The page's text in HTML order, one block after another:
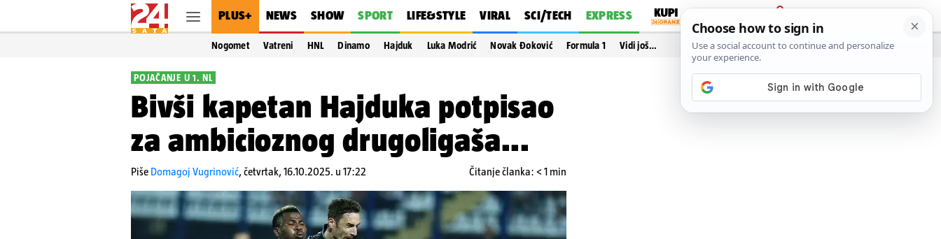
PLUS+ NEWS SHOW SPORT LIFE&STYLE VIRAL SCI/TECH EXPRESS
PRIJAVA
Nogomet Vatreni HNL Dinamo Hajduk Luka Modrić Novak Đoković Formula 1 Vidi još…
POJAČANJE U 1. NL
Bivši kapetan Hajduka potpisao
za ambicioznog drugoligaša...
Piše Domagoj Vugrinović,četvrtak, 16.10.2025. u 17:22 Čitanje članka: < 1 min